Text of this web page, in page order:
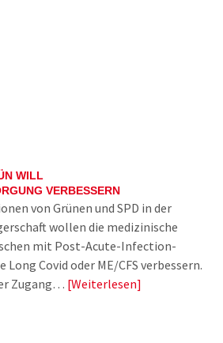
WILL
VERBESSERN
von Grünen und SPD in der
wollen die medizinische
mit Post-Acute-Infection-
Long Covid oder ME/CFS verbessern.
Zugang… Weiterlesen